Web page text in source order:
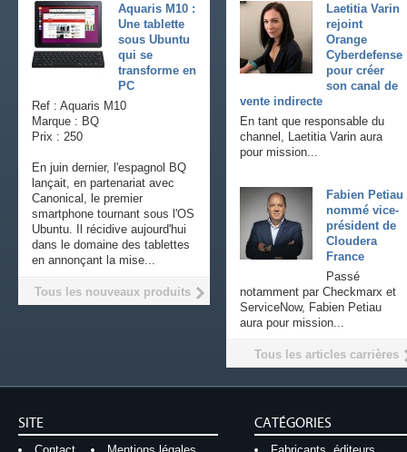
Laetitia Varin
rejoint
Orange
Cyberdefense
pour créer
son canal de
vente indirecte
En tant que responsable du
channel, Laetitia Varin aura
pour mission...
Fabien Petiau
nommé vice-
président de
Cloudera
France
Passé
notamment par Checkmarx et
ServiceNow, Fabien Petiau
aura pour mission...
Tous les articles carrières
Aquaris M10 :
Une tablette
sous Ubuntu
qui se
transforme en
PC
Ref : Aquaris M10
Marque : BQ
Prix : 250
En juin dernier, l'espagnol BQ
lançait, en partenariat avec
Canonical, le premier
smartphone tournant sous l'OS
Ubuntu. Il récidive aujourd'hui
dans le domaine des tablettes
en annonçant la mise...
Tous les nouveaux produits
SITE CATÉGORIES